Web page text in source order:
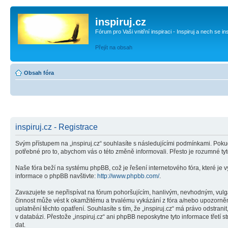
inspiruj.cz
Fórum pro Vaši vnitřní inspiraci - Inspiruj a nech se
Přejít na obsah
Obsah fóra
inspiruj.cz - Registrace
Svým přístupem na „inspiruj.cz“ souhlasíte s následujícími podmínkami.
potřebné pro to, abychom vás o této změně informovali. Přesto je rozumné
Naše fóra beží na systému phpBB, což je řešení internetového fóra, které je
informace o phpBB navštivte: http://www.phpbb.com/.
Zavazujete se nepřispívat na fórum pohoršujícím, hanlivým, nevhodným,
činnost může vést k okamžitému a trvalému vykázání z fóra a/nebo
uplatnění těchto opatření. Souhlasíte s tím, že „inspiruj.cz“ má právo
v databázi. Přestože „inspiruj.cz“ ani phpBB neposkytne tyto informace
dat.